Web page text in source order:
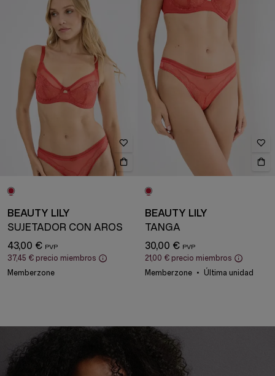
BEAUTY LILY
SUJETADOR CON AROS
43,00 €
37,45 € precio miembros
Memberzone
BEAUTY LILY
TANGA
30,00 €
21,00 € precio miembros
Memberzone
Última unidad